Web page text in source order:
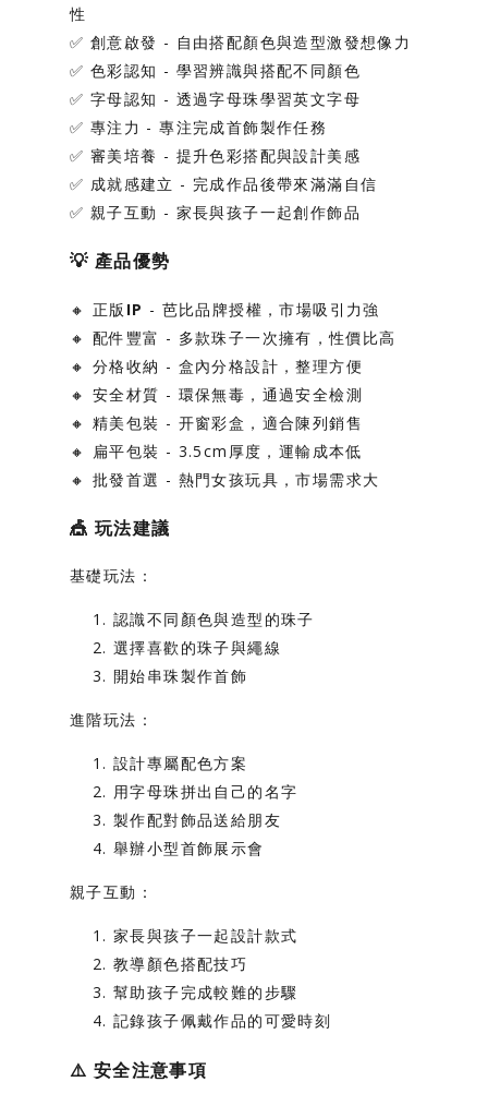
性
✅ 創意啟發 - 自由搭配顏色與造型激發想像力
✅ 色彩認知 - 學習辨識與搭配不同顏色
✅ 字母認知 - 透過字母珠學習英文字母
✅ 專注力 - 專注完成首飾製作任務
✅ 審美培養 - 提升色彩搭配與設計美感
✅ 成就感建立 - 完成作品後帶來滿滿自信
✅ 親子互動 - 家長與孩子一起創作飾品
💡 產品優勢
🔸 正版IP - 芭比品牌授權，市場吸引力強
🔸 配件豐富 - 多款珠子一次擁有，性價比高
🔸 分格收納 - 盒內分格設計，整理方便
🔸 安全材質 - 環保無毒，通過安全檢測
🔸 精美包裝 - 开窗彩盒，適合陳列銷售
🔸
扁平包裝 - 3.5cm厚度，運輸成本低
🔸 批發首選 - 熱門女孩玩具，市場需求大
🎪 玩法建議
基礎玩法：
認識不同顏色與造型的珠子
選擇喜歡的珠子與繩線
開始串珠製作首飾
進階玩法：
設計專屬配色方案
用字母珠拼出自己的名字
製作配對飾品送給朋友
舉辦小型首飾展示會
親子互動：
家長與孩子一起設計款式
教導顏色搭配技巧
幫助孩子完成較難的步驟
記錄孩子佩戴作品的可愛時刻
⚠️ 安全注意事項